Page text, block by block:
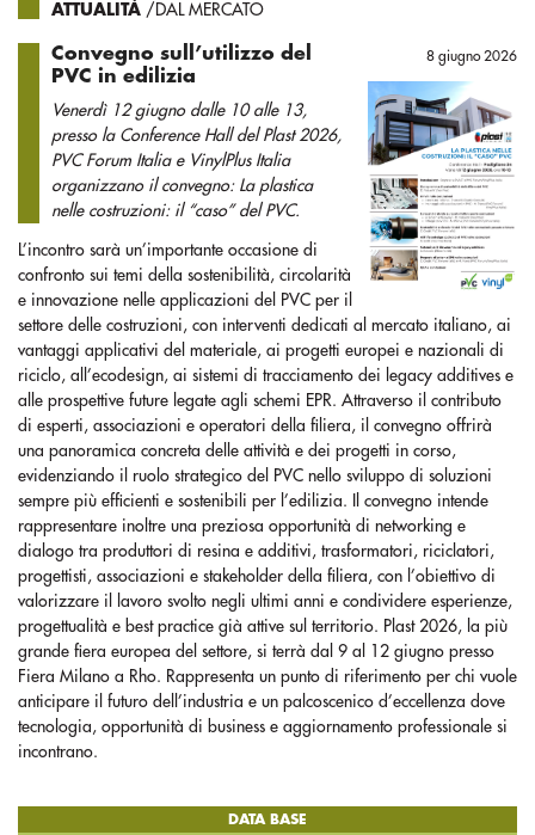
ATTUALITÀ /DAL MERCATO
Convegno sull’utilizzo del
PVC in edilizia
Venerdì 12 giugno dalle 10 alle 13,
presso la Conference Hall del Plast 2026,
PVC Forum Italia e VinylPlus Italia
organizzano il convegno: La plastica
nelle costruzioni: il “caso” del PVC.
8 giugno 2026
L’incontro sarà un’importante occasione di
confronto sui temi della sostenibilità, circolarità
e innovazione nelle applicazioni del PVC per il
settore delle costruzioni, con interventi dedicati al mercato italiano, ai
vantaggi applicativi del materiale, ai progetti europei e nazionali di
riciclo, all’ecodesign, ai sistemi di tracciamento dei legacy additives e
alle prospettive future legate agli schemi EPR. Attraverso il contributo
di esperti, associazioni e operatori della filiera, il convegno offrirà
una panoramica concreta delle attività e dei progetti in corso,
evidenziando il ruolo strategico del PVC nello sviluppo di soluzioni
sempre più efficienti e sostenibili per l’edilizia. Il convegno intende
rappresentare inoltre una preziosa opportunità di networking e
dialogo tra produttori di resina e additivi, trasformatori, riciclatori,
progettisti, associazioni e stakeholder della filiera, con l’obiettivo di
valorizzare il lavoro svolto negli ultimi anni e condividere esperienze,
progettualità e best practice già attive sul territorio. Plast 2026, la più
grande fiera europea del settore, si terrà dal 9 al 12 giugno presso
Fiera Milano a Rho. Rappresenta un punto di riferimento per chi vuole
anticipare il futuro dell’industria e un palcoscenico d’eccellenza dove
tecnologia, opportunità di business e aggiornamento professionale si
incontrano.
DATA BASE